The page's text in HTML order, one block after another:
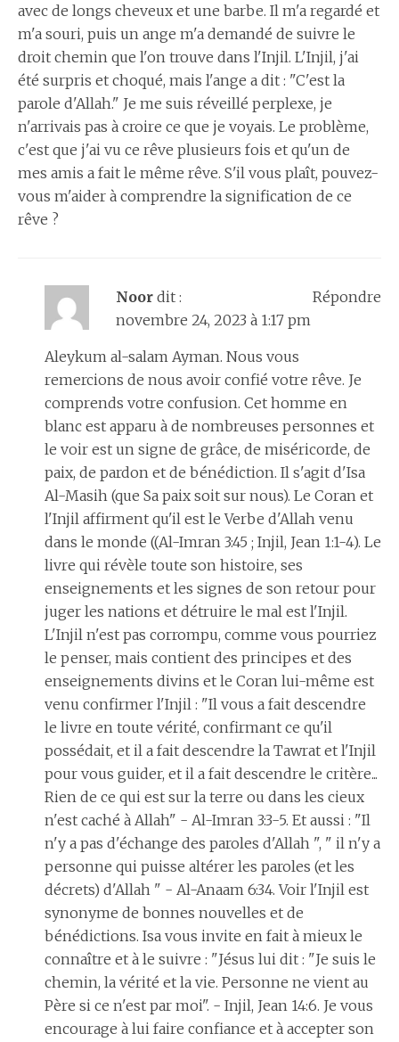
avec de longs cheveux et une barbe. Il m'a regardé et
m'a souri, puis un ange m'a demandé de suivre le
droit chemin que l'on trouve dans l'Injil. L'Injil, j'ai
été surpris et choqué, mais l'ange a dit : "C'est la
parole d'Allah." Je me suis réveillé perplexe, je
n'arrivais pas à croire ce que je voyais. Le problème,
c'est que j'ai vu ce rêve plusieurs fois et qu'un de
mes amis a fait le même rêve. S'il vous plaît, pouvez-
vous m'aider à comprendre la signification de ce
rêve ?
Noor dit :
novembre 24, 2023 à 1:17 pm
Aleykum al-salam Ayman. Nous vous
remercions de nous avoir confié votre rêve. Je
comprends votre confusion. Cet homme en
blanc est apparu à de nombreuses personnes et
le voir est un signe de grâce, de miséricorde, de
paix, de pardon et de bénédiction. Il s'agit d'Isa
Al-Masih (que Sa paix soit sur nous). Le Coran et
l'Injil affirment qu'il est le Verbe d'Allah venu
dans le monde ((Al-Imran 3:45 ; Injil, Jean 1:1-4). Le
livre qui révèle toute son histoire, ses
enseignements et les signes de son retour pour
juger les nations et détruire le mal est l'Injil.
L'Injil n'est pas corrompu, comme vous pourriez
le penser, mais contient des principes et des
enseignements divins et le Coran lui-même est
venu confirmer l'Injil : "Il vous a fait descendre
le livre en toute vérité, confirmant ce qu'il
possédait, et il a fait descendre la Tawrat et l'Injil
pour vous guider, et il a fait descendre le critère...
Rien de ce qui est sur la terre ou dans les cieux
n'est caché à Allah" - Al-Imran 3:3-5. Et aussi : "Il
n'y a pas d'échange des paroles d'Allah ", " il n'y a
personne qui puisse altérer les paroles (et les
décrets) d'Allah " - Al-Anaam 6:34. Voir l'Injil est
synonyme de bonnes nouvelles et de
bénédictions. Isa vous invite en fait à mieux le
connaître et à le suivre : "Jésus lui dit : "Je suis le
chemin, la vérité et la vie. Personne ne vient au
Père si ce n'est par moi". - Injil, Jean 14:6. Je vous
encourage à lui faire confiance et à accepter son
Répondre